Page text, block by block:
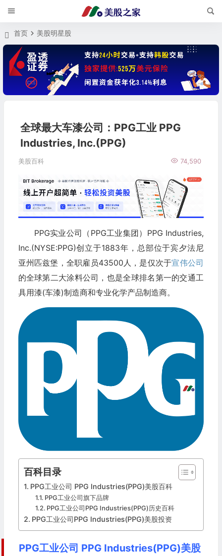
首页 美股明星股
全球最大车漆公司：PPG工业 PPG
Industries, Inc.(PPG)
美股百科 74,590
PPG实业公司（PPG工业集团）PPG Industries,
Inc.(NYSE:PPG)创立于1883年，总部位于宾夕法尼
亚州匹兹堡，全职雇员43500人，是仅次于宣伟公司
的全球第二大涂料公司，也是全球排名第一的交通工
具用漆(车漆)制造商和专业化学产品制造商。
百科目录
PPG工业公司 PPG Industries(PPG)美股百科
PPG工业公司旗下品牌
PPG工业公司PPG Industries(PPG)历史百科
PPG工业公司PPG Industries(PPG)美股投资
PPG工业公司 PPG Industries(PPG)美股